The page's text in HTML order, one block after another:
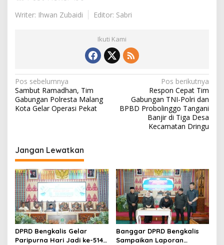
y
Writer: Ihwan Zubaidi Editor: Sabri
Ikuti Kami
N
a
v
a
s
i
p
o
s
Pos sebelumnya
Sambut Ramadhan, Tim
Gabungan Polresta Malang
Kota Gelar Operasi Pekat
Pos berikutnya
Respon Cepat Tim
Gabungan TNI-Polri dan
BPBD Probolinggo Tangani
Banjir di Tiga Desa
Kecamatan Dringu
Jangan Lewatkan
DPRD Bengkalis Gelar
Paripurna Hari Jadi ke-514
Banggar DPRD Bengkalis
Sampaikan Laporan